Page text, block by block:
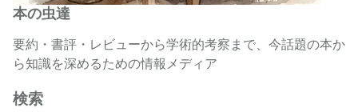
本の虫達
要約・書評・レビューから学術的考察まで、今話題の本か
ら知識を深めるための情報メディア
検索